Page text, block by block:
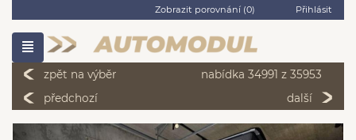
Zobrazit porovnání (0) Přihlásit
zpět na výběr
nabídka 34991 z 35953
předchozí
další